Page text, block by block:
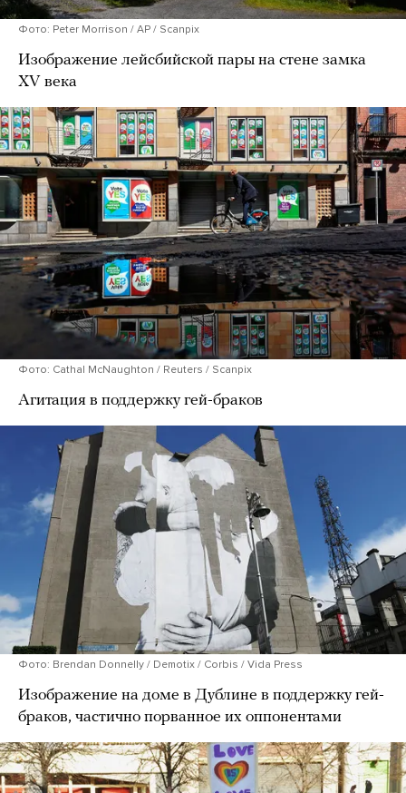
Фото: Peter Morrison / AP / Scanpix
Изображение лейсбийской пары на стене замка
XV века
Фото: Cathal McNaughton / Reuters / Scanpix
Агитация в поддержку гей-браков
Фото: Brendan Donnelly / Demotix / Corbis / Vida Press
Изображение на доме в Дублине в поддержку гей-
браков, частично порванное их оппонентами